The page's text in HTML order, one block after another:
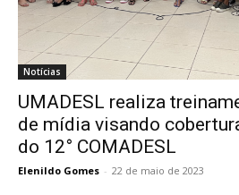
Notícias
UMADESL realiza
de mídia visando
do 12° COMADESL
Elenildo Gomes - 22 de maio de 2023